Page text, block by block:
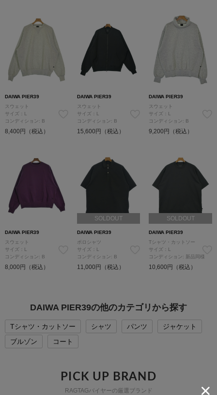
DAIWA PIER39
スウェット
サイズ：L
コンディション: B
8,400円（税込）
DAIWA PIER39
スウェット
サイズ：L
コンディション: B
15,600円（税込）
DAIWA PIER39
スウェット
サイズ：L
コンディション: B
9,200円（税込）
DAIWA PIER39
スウェット
サイズ：L
コンディション: B
8,000円（税込）
SOLDOUT
DAIWA PIER39
ポロシャツ
サイズ：L
コンディション: B
11,000円（税込）
SOLDOUT
DAIWA PIER39
Tシャツ・カットソー
サイズ：L
コンディション: 新品同様
10,600円（税込）
DAIWA PIER39の他のカテゴリから探す
Tシャツ・カットソー シャツ パンツ
ジャケット
ブルゾン
コート
PICK UP BRAND
RAGTAGバイヤーの厳選ブランド